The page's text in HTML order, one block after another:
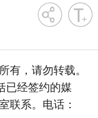
字号
，请勿转载。
已经签约的媒
联系。电话：